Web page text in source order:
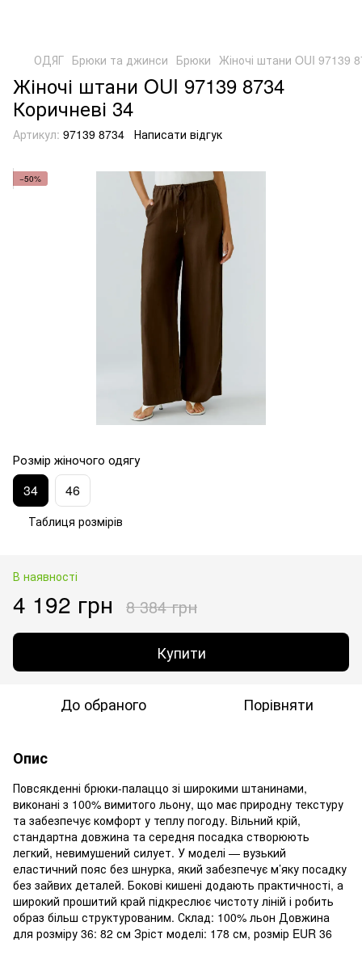
ОДЯГ Брюки та джинси Брюки Жіночі штани OUI 97139
Жіночі штани OUI 97139 8734
Коричневі 34
Артикул: 97139 8734 Написати відгук
−50%
Розмір жіночого одягу
34 46
Таблиця розмірів
В наявності
4 192 грн 8 384 грн
Купити
До обраного Порівняти
Опис
Повсякденні брюки‑палаццо зі широкими штанинами,
виконані з 100% вимитого льону, що має природну текстуру
та забезпечує комфорт у теплу погоду. Вільний крій,
стандартна довжина та середня посадка створюють
легкий, невимушений силует. У моделі — вузький
еластичний пояс без шнурка, який забезпечує м’яку посадку
без зайвих деталей. Бокові кишені додають практичності, а
широкий прошитий край підкреслює чистоту ліній і робить
образ більш структурованим. Склад: 100% льон Довжина
для розміру 36: 82 см Зріст моделі: 178 см, розмір EUR 36